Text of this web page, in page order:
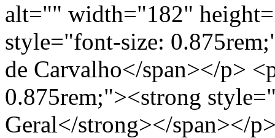
alt="" width="182"
style="font-size:
de Carvalho</span></p>
0.875rem;"><strong
Geral</strong></span></